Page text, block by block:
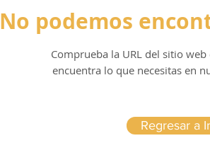
No podemos
Comprueba la URL del sitio
encuentra lo que necesitas en
Regresar a